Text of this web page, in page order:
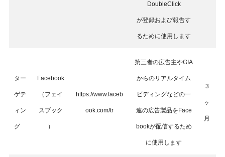
DoubleClick
が登録および報告す
るために使用します
ター
ゲテ
ィン
グ
Facebook
（フェイ
スブック
）
https://www.faceb
ook.com/tr
第三者の広告主やGIA
からのリアルタイム
ビディングなどの一
連の広告製品をFace
bookが配信するため
に使用します
3
ヶ
月